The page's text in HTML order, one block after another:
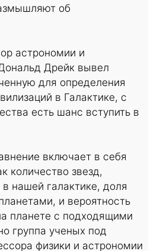
об
астрономии и
Дрейк вывел
для определения
в Галактике, с
есть шанс вступить в
включает в себя
количество звезд,
нашей галактике, доля
и вероятность
планете с подходящими
группа ученых под
физики и астрономии